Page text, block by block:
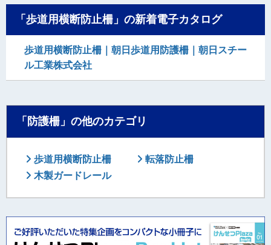
「歩道用横断防止柵」の新着電子カタログ
歩道用横断防止柵｜朝日歩道用防護柵｜朝日スチー
ル工業株式会社
「防護柵」の他のカテゴリ
歩道用横断防止柵
転落防止柵
木製ガードレール